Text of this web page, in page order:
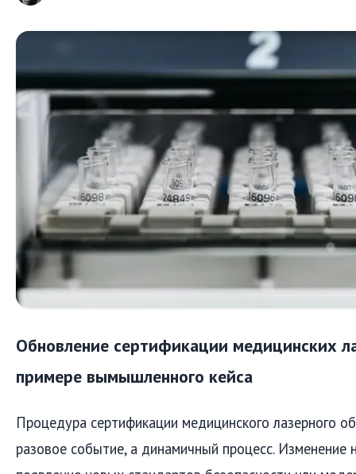
Обновление сертификации медицинских
примере вымышленного кейса
Процедура сертификации медицинского лазерного
разовое событие, а динамичный процесс. Изменение